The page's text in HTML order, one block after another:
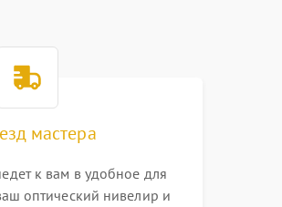
мастера
к вам в удобное для
оптический нивелир и